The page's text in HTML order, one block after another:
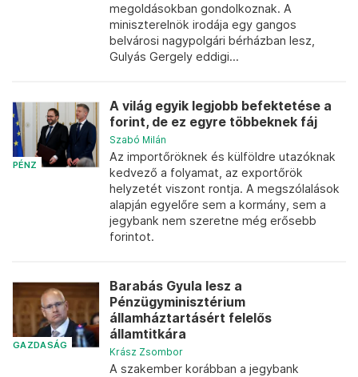
megoldásokban gondolkoznak. A
miniszterelnök irodája egy gangos
belvárosi nagypolgári bérházban lesz,
Gulyás Gergely eddigi...
PÉNZ
A világ egyik legjobb befektetése a
forint, de ez egyre többeknek fáj
Szabó Milán
Az importőröknek és külföldre utazóknak
kedvező a folyamat, az exportőrök
helyzetét viszont rontja. A megszólalások
alapján egyelőre sem a kormány, sem a
jegybank nem szeretne még erősebb
forintot.
GAZDASÁG
Barabás Gyula lesz a
Pénzügyminisztérium
államháztartásért felelős
államtitkára
Krász Zsombor
A szakember korábban a jegybank